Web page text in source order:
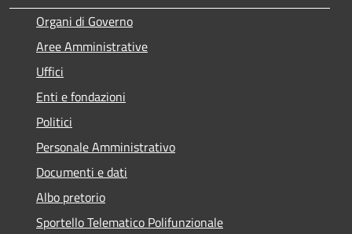
Organi di Governo
Aree Amministrative
Uffici
Enti e fondazioni
Politici
Personale Amministrativo
Documenti e dati
Albo pretorio
Sportello Telematico Polifunzionale